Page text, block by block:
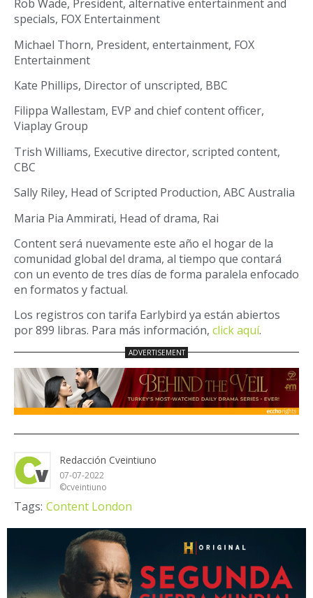
Rob Wade, President, alternative entertainment and
specials, FOX Entertainment
Michael Thorn, President, entertainment, FOX
Entertainment
Kate Phillips, Director of unscripted, BBC
Filippa Wallestam, EVP and chief content officer,
Viaplay Group
Trish Williams, Executive director, scripted content,
CBC
Sally Riley, Head of Scripted Production, ABC Australia
Maria Pia Ammirati, Head of drama, Rai
Content será nuevamente este año el hogar de la
comunidad global del drama, al tiempo que contará
con un evento de tres días de forma paralela enfocado
en formatos y factual.
Los registros con tarifa Earlybird ya están abiertos
por 899 libras. Para más información, click aquí.
Redacción Cveintiuno
07-07-2022
©cveintiuno
Tags: Content London